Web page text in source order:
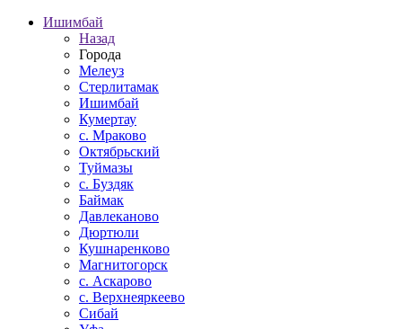
Ишимбай
Назад
Города
Мелеуз
Стерлитамак
Ишимбай
Кумертау
c. Мраково
Октябрьский
Туймазы
c. Буздяк
Баймак
Давлеканово
Дюртюли
Кушнаренково
Магнитогорск
с. Аскарово
с. Верхнеяркеево
Сибай